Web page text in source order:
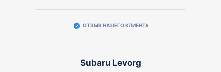
ОТЗЫВ НАШЕГО КЛИЕНТА
Subaru Levorg